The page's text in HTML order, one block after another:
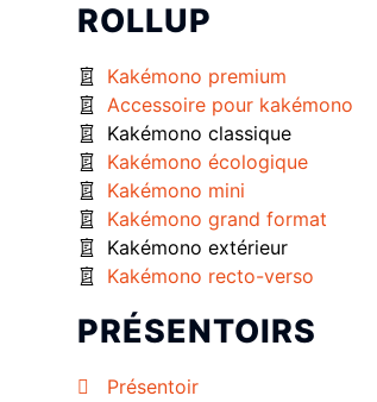
ROLLUP
Kakémono premium
Accessoire pour kakémono
Kakémono classique
Kakémono écologique
Kakémono mini
Kakémono grand format
Kakémono extérieur
Kakémono recto-verso
PRÉSENTOIRS
Présentoir